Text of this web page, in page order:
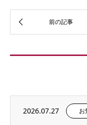
2026.07.27 お